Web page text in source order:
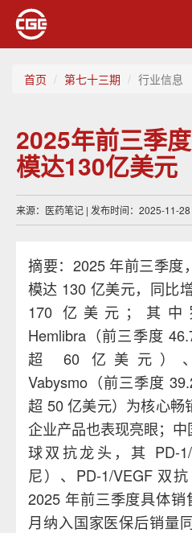
首页 第七十三期 行业信息
2025年前三季
模达130亿美元
来源：医药笔记 | 发布时间：2025-11-28
摘要：2025 年前三季度
模达 130 亿美元，同比
170 亿美元；其中
Hemlibra（前三季度
超 60 亿美元）、
Vabysmo（前三季度
超 50 亿美元）为核心
企业产品也表现亮眼；
球双抗龙头，其 PD-
尼）、PD-1/VEGF 双
2025 年前三季度具体
月纳入国家医保后销量